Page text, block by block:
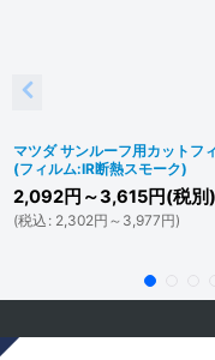
マツダ サンルーフ用カットフ
(フィルム:IR断熱スモーク)
2,092円 ～3,615円(税別)
(税込 : 2,302円 ～3,977円)